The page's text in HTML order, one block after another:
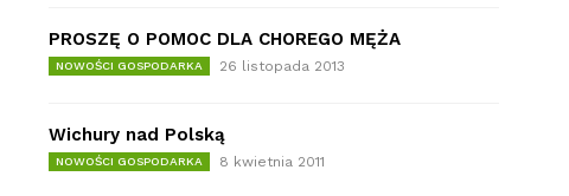
PROSZĘ O POMOC DLA CHOREGO MĘŻA
NOWOŚCI GOSPODARKA 26 listopada 2013
Wichury nad Polską
NOWOŚCI GOSPODARKA 8 kwietnia 2011